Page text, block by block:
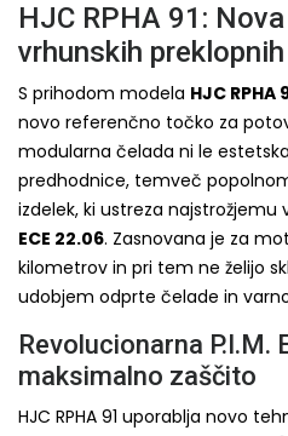
HJC RPHA 91:
vrhunskih
S prihodom modela HJC RPHA
novo referenčno točko za
modularna čelada ni le
predhodnice, temveč
izdelek, ki ustreza
ECE 22.06. Zasnovana je za
kilometrov in pri tem ne želijo
udobjem odprte čelade in
Revolucionarna P.I.M.
maksimalno zaščito
HJC RPHA 91 uporablja novo